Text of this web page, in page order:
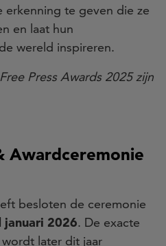
te geven die ze
en laat hun
wereld inspireren.
Press Awards 2025 zijn
Awardceremonie
besloten de ceremonie
januari 2026. De exacte
later dit jaar